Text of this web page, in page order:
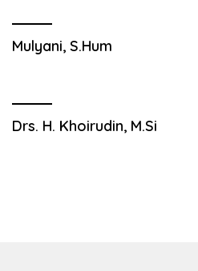
Mulyani, S.Hum
Drs. H. Khoirudin, M.Si